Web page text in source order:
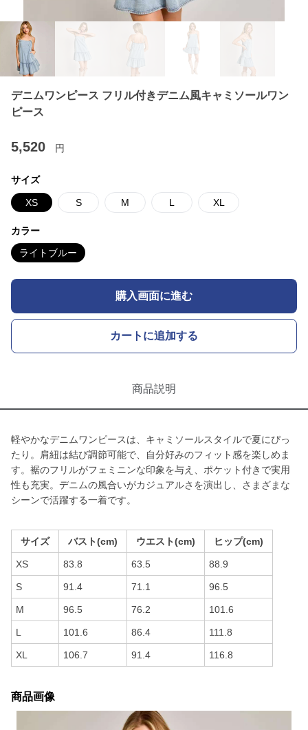
デニムワンピース フリル付きデニム風キャミソールワン
ピース
5,520 円
サイズ
XS S M L XL
カラー
ライトブルー
購入画面に進む
カートに追加する
商品説明
軽やかなデニムワンピースは、キャミソールスタイルで夏にぴっ
たり。肩紐は結び調節可能で、自分好みのフィット感を楽しめま
す。裾のフリルがフェミニンな印象を与え、ポケット付きで実用
性も充実。デニムの風合いがカジュアルさを演出し、さまざまな
シーンで活躍する一着です。
サイズ バスト(cm) ウエスト(cm) ヒップ(cm)
XS 83.8 63.5 88.9
S 91.4 71.1 96.5
M 96.5 76.2 101.6
L 101.6 86.4 111.8
XL 106.7 91.4 116.8
商品画像